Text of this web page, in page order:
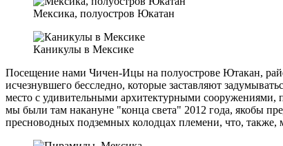
Мексика, полуостров Юкатан
Каникулы в Мексике
Посещение нами Чичен-Ицы на полуострове Ютакан,
исчезнувшего бесследно, которые заставляют
место с удивительными архитектурными сооружениями,
мы были там накануне "конца света" 2012 года, якобы
пресноводных подземных колодцах племени, что,